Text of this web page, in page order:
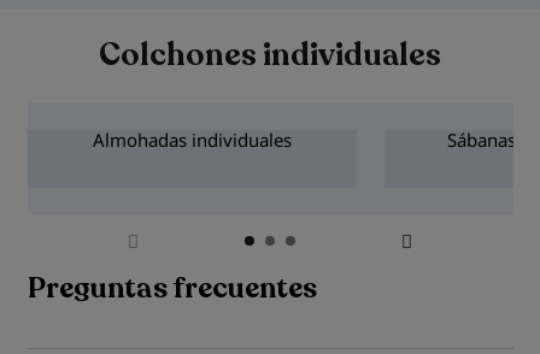
Colchones individuales
Almohadas individuales Sábanas
Preguntas frecuentes